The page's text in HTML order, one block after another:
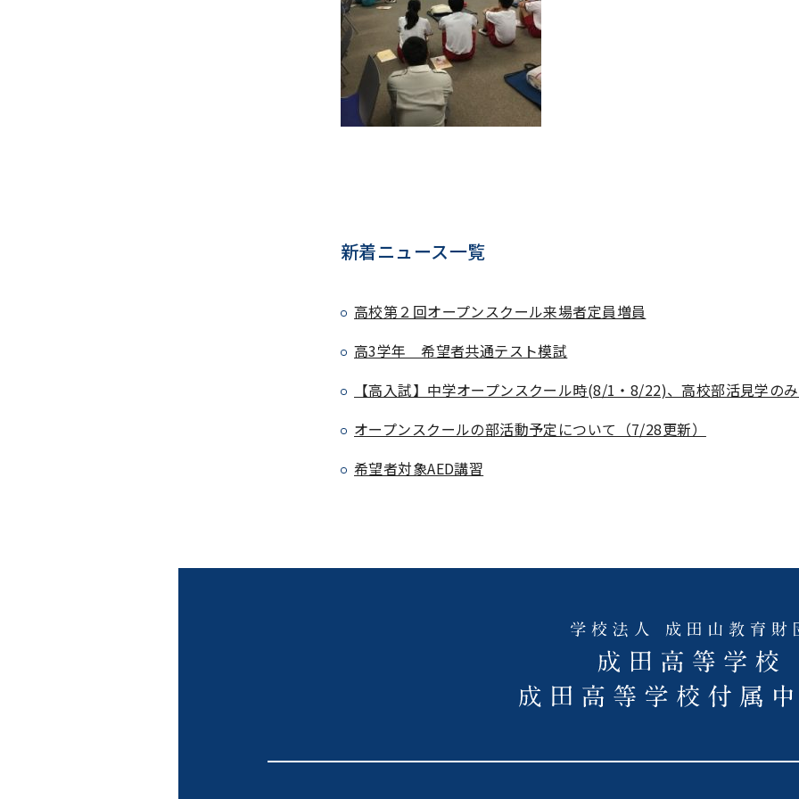
新着ニュース一覧
高校第２回オープンスクール来場者定員増員
高3学年 希望者共通テスト模試
【高入試】中学オープンスクール時(8/1・8/22)、高校部活見学の
オープンスクールの部活動予定について（7/28更新）
希望者対象AED講習